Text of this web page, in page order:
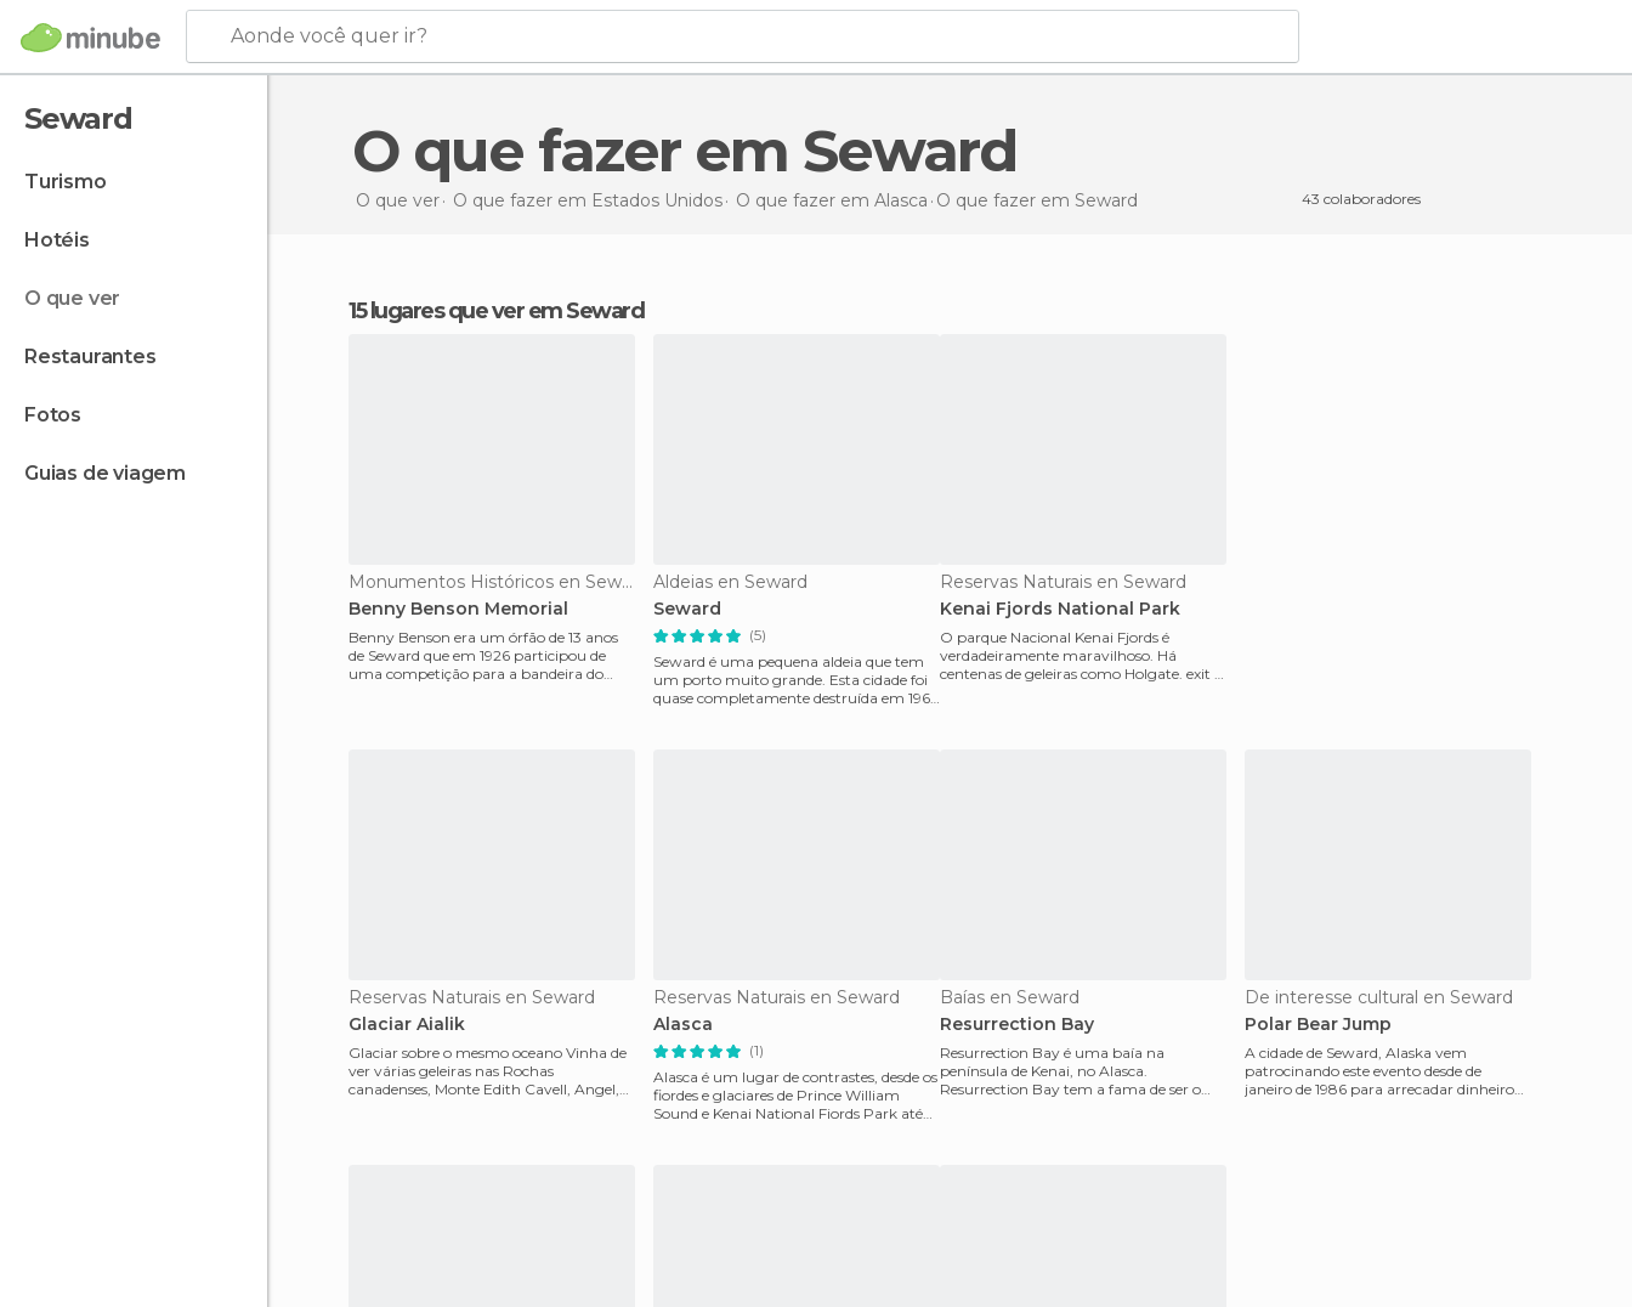
Aonde você quer ir?
Seward
turismo
hotéis
o que ver
restaurantes
fotos
guias de viagem
O que fazer em Seward
O que ver O que fazer em Estados Unidos O que fazer em Alasca O que fazer em Seward 43 colaboradores
15 lugares que ver em Seward
Monumentos Históricos en Seward
Benny Benson Memorial
Benny Benson era um órfão de 13 anos
de Seward que em 1926 participou de
uma competição para a bandeira do
Aldeias en Seward
Seward
(5)
Seward é uma pequena aldeia que tem
um porto muito grande. Esta cidade foi
quase completamente destruída em 1964
Reservas Naturais en Seward
Kenai Fjords National Park
O parque Nacional Kenai Fjords é
verdadeiramente maravilhoso. Há
centenas de geleiras como Holgate. exit e
Reservas Naturais en Seward
Glaciar Aialik
Glaciar sobre o mesmo oceano Vinha de
ver várias geleiras nas Rochas
canadenses, Monte Edith Cavell, Angel,
Reservas Naturais en Seward
Alasca
(1)
Alasca é um lugar de contrastes, desde os
fiordes e glaciares de Prince William
Sound e Kenai National Fiords Park até
Baías en Seward
Resurrection Bay
Resurrection Bay é uma baía na
península de Kenai, no Alasca.
Resurrection Bay tem a fama de ser o
De interesse cultural en Seward
Polar Bear Jump
A cidade de Seward, Alaska vem
patrocinando este evento desde de
janeiro de 1986 para arrecadar dinheiro